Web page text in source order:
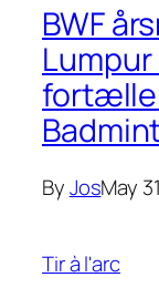
BWF
ByJosMay
Tir à l'arc